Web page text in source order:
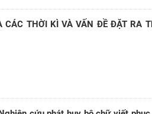
THỜI KÌ VÀ VẤN ĐỀ ĐẶT RA